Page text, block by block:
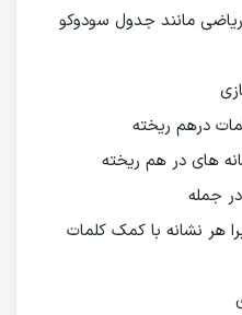
مانند جدول سودوکو
درهم ریخته
های در هم ریخته
جمله
نشانه با کمک کلمات